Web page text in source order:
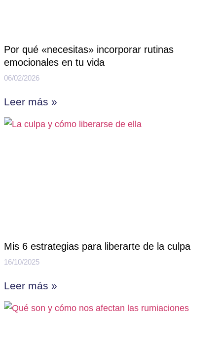
Por qué «necesitas» incorporar rutinas
emocionales en tu vida
06/02/2026
Leer más »
Mis 6 estrategias para liberarte de la culpa
16/10/2025
Leer más »